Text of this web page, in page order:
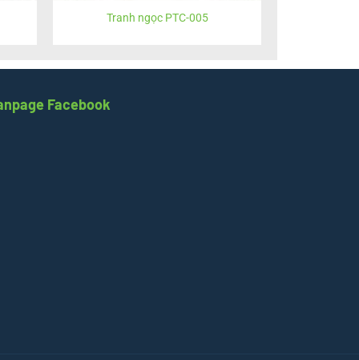
Tranh ngọc PTC-005
Facebook